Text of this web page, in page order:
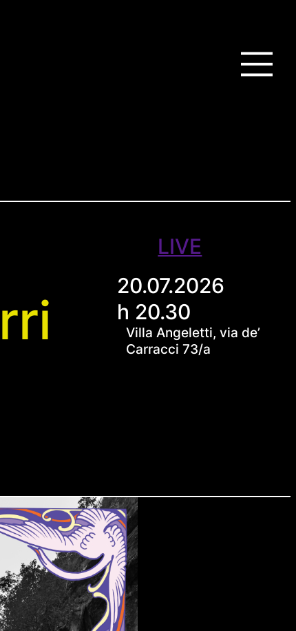
LIVE
20.07.2026
h 20.30
Villa Angeletti, via de’
Carracci 73/a